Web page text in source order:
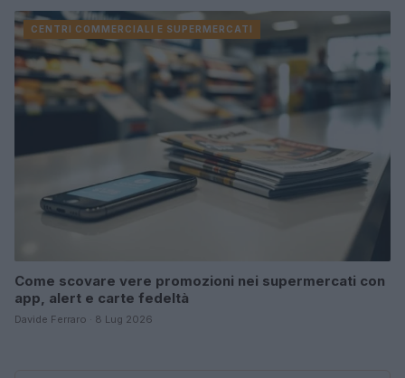
CENTRI COMMERCIALI E SUPERMERCATI
Come scovare vere promozioni nei supermercati con
app, alert e carte fedeltà
Davide Ferraro · 8 Lug 2026